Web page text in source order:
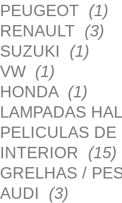
PEUGEOT (1)
RENAULT (3)
SUZUKI (1)
VW (1)
HONDA (1)
LAMPADAS
PELICULAS DE
INTERIOR (15)
GRELHAS /
AUDI (3)